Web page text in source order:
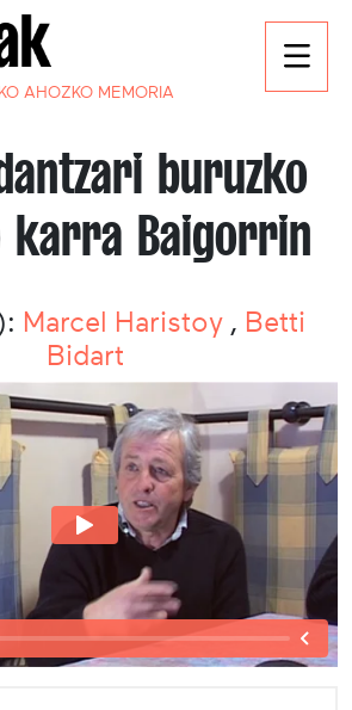
AHOZKO MEMORIA
buruzko
karra Baigorrin
Marcel Haristoy , Betti
Bidart